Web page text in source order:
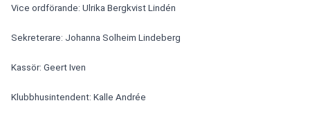
Vice ordförande: Ulrika Bergkvist Lindén
Sekreterare: Johanna Solheim Lindeberg
Kassör: Geert Iven
Klubbhusintendent: Kalle Andrée